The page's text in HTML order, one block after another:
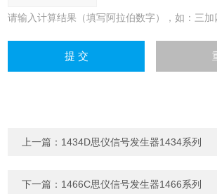
请输入计算结果（填写阿拉伯数字），如：三加
上一篇： 1434D思仪信号发生器1434系列
下一篇： 1466C思仪信号发生器1466系列